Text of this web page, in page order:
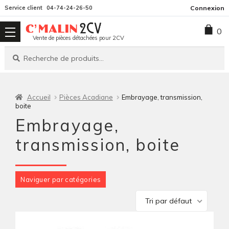
la
navigation
contenu
Service client 04-74-24-26-50 Connexion
Vente de pièces détachées pour 2CV
Recherche
Recherche
0
Accueil Pièces Acadiane
Embrayage, transmission,
boite
Embrayage,
transmission, boite
Naviguer par catégories
Tri par défaut